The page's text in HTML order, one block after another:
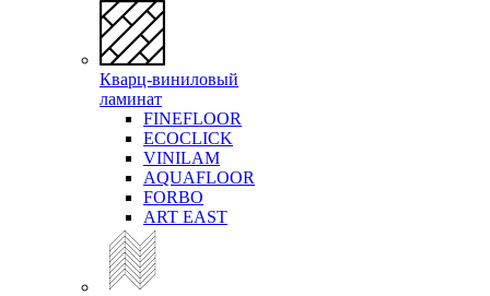
Кварц-виниловый
ламинат
FINEFLOOR
ECOCLICK
VINILAM
AQUAFLOOR
FORBO
ART EAST